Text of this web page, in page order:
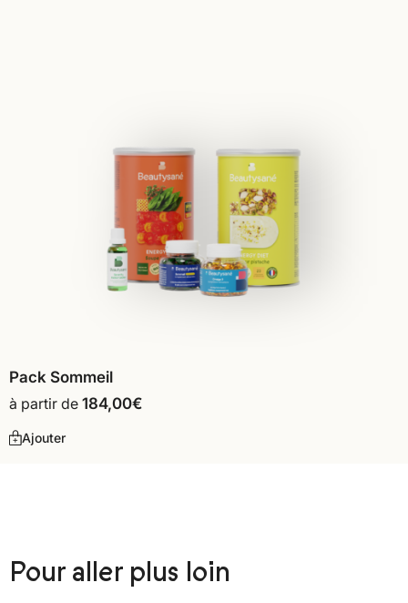
Pack Sommeil
à partir de 184,00€
Ajouter
Pour aller plus loin